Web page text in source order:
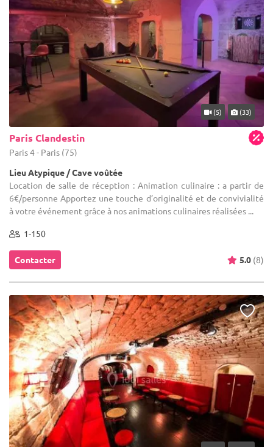
(5) (33)
Paris Clandestin
Paris 4 - Paris (75)
Lieu Atypique / Cave voûtée
Location de salle de réception : Animation culinaire : a partir de
6€/personne Apportez une touche d’originalité et de convivialité
à votre événement grâce à nos animations culinaires réalisées ...
1-150
Contacter 5.0 (8)